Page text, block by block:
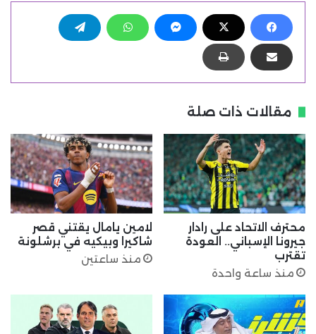
مقالات ذات صلة
محترف الاتحاد على رادار
جيرونا الإسباني.. العودة
تقترب
منذ ساعة واحدة
لامين يامال يقتني قصر
شاكيرا وبيكيه في برشلونة
منذ ساعتين